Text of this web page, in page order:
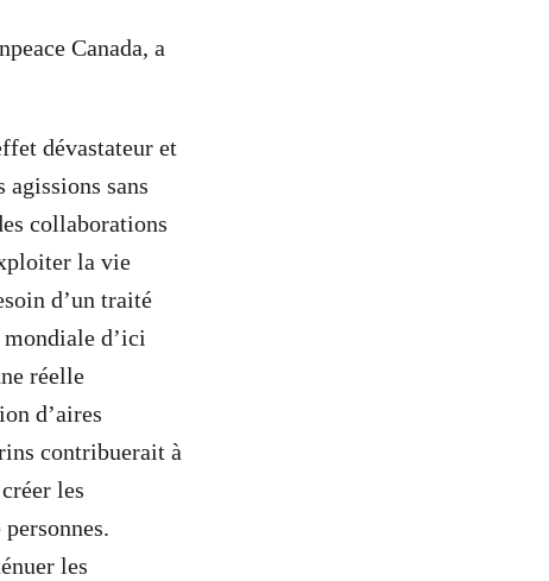
Canada, a
dévastateur et
sans
collaborations
la vie
d’un traité
d’ici
réelle
d’aires
contribuerait à
les
les